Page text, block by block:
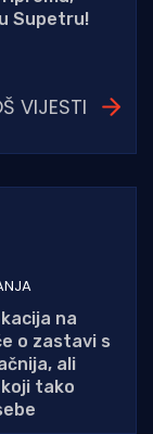
Supetru!
VIJESTI
na
o zastavi s
ali
tako